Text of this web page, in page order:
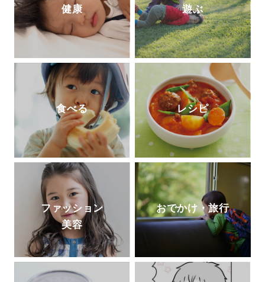
健康 遊ぶ
食べる レシピ
ファッション
美容
おでかけ・旅行